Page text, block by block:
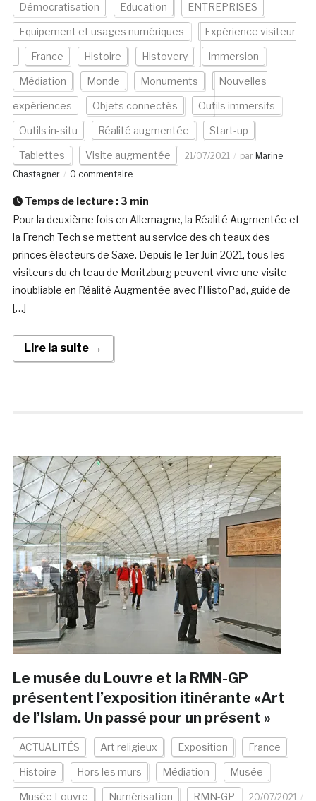
Démocratisation Education ENTREPRISES
Equipement et usages numériques Expérience visiteur
France Histoire Histovery Immersion
Médiation Monde Monuments Nouvelles
expériences Objets connectés Outils immersifs
Outils in-situ Réalité augmentée Start-up
Tablettes Visite augmentée 21/07/2021 par Marine
Chastagner
0 commentaire
Temps de lecture : 3 min
Pour la deuxième fois en Allemagne, la Réalité Augmentée et
la French Tech se mettent au service des ch teaux des
princes électeurs de Saxe. Depuis le 1er Juin 2021, tous les
visiteurs du ch teau de Moritzburg peuvent vivre une visite
inoubliable en Réalité Augmentée avec l’HistoPad, guide de
[…]
Lire la suite →
Le musée du Louvre et la RMN-GP
présentent l’exposition itinérante «Art
de l’Islam. Un passé pour un présent »
ACTUALITÉS Art religieux Exposition France
Histoire Hors les murs Médiation Musée
Musée Louvre Numérisation RMN-GP 20/07/2021